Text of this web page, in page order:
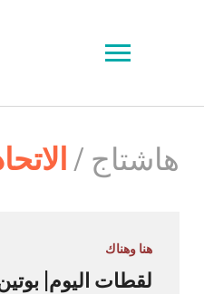
Toggle
navigationهاشتاج /
هنا وهناك
لقطات اليوم|